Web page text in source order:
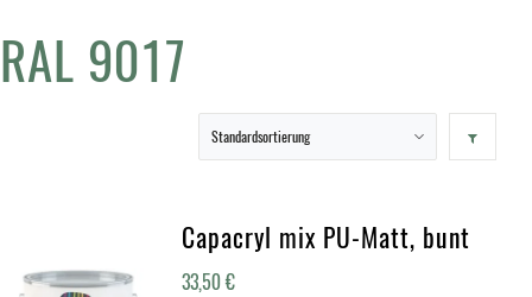
RAL 9017
Capacryl mix PU-Matt, bunt
33,50€